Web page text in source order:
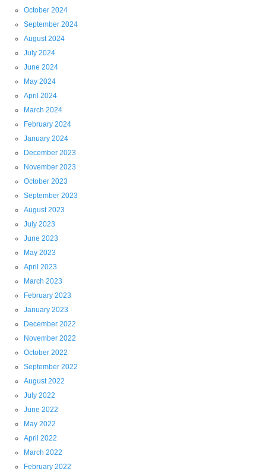
October 2024
September 2024
August 2024
July 2024
June 2024
May 2024
April 2024
March 2024
February 2024
January 2024
December 2023
November 2023
October 2023
September 2023
August 2023
July 2023
June 2023
May 2023
April 2023
March 2023
February 2023
January 2023
December 2022
November 2022
October 2022
September 2022
August 2022
July 2022
June 2022
May 2022
April 2022
March 2022
February 2022